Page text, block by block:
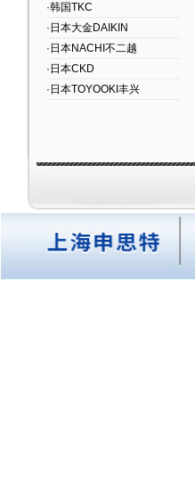
·韩国TKC
·日本大金DAIKIN
·日本NACHI不二越
·日本CKD
·日本TOYOOKI丰兴